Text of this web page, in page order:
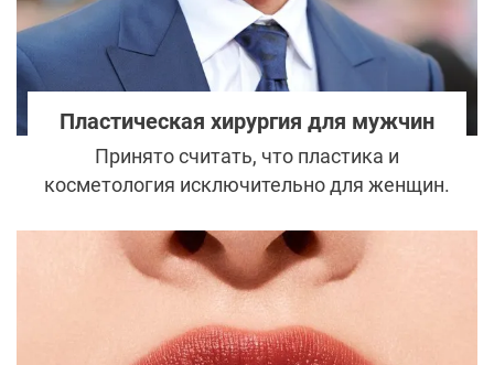
Пластическая хирургия для мужчин
Принято считать, что пластика и
косметология исключительно для женщин.
женщина должна быть красивой, а
мужчина – умным. На самом деле мужчин
также заботит внешний вид.